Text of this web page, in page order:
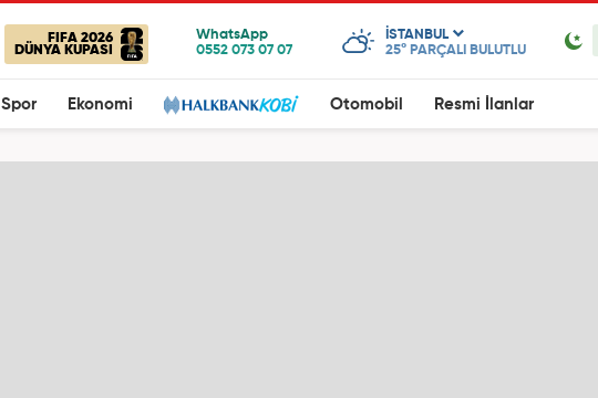
FIFA 2026
DÜNYA KUPASI
ISTANBUL
25° PARÇALI BULUTLU
Spor Ekonomi Otomobil Resmi İlanlar